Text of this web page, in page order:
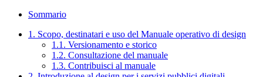
Sommario
1. Scopo, destinatari e uso del Manuale operativo di design
1.1. Versionamento e storico
1.2. Consultazione del manuale
1.3. Contribuisci al manuale